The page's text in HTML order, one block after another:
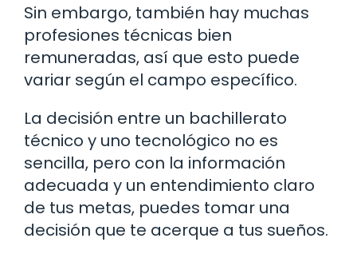
Sin embargo, también hay muchas
profesiones técnicas bien
remuneradas, así que esto puede
variar según el campo específico.
La decisión entre un bachillerato
técnico y uno tecnológico no es
sencilla, pero con la información
adecuada y un entendimiento claro
de tus metas, puedes tomar una
decisión que te acerque a tus sueños.